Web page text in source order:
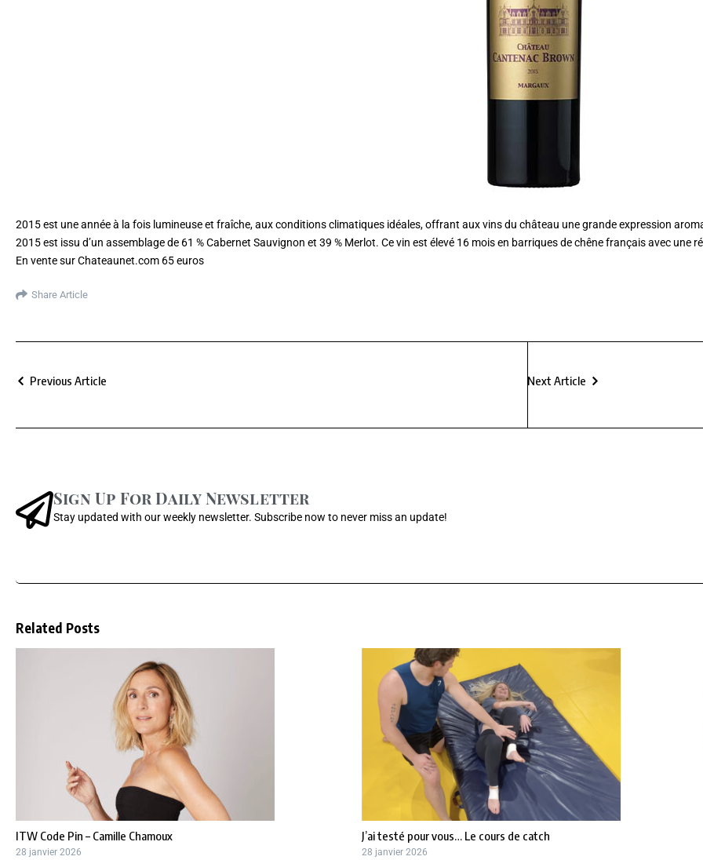
2015 est une année à la fois lumineuse et fraîche, aux conditions climatiques idéales, offrant aux vins du château une grande expression
2015 est issu d’un assemblage de 61 % Cabernet Sauvignon et 39 % Merlot. Ce vin est élevé 16 mois en barriques de chêne français avec une
En vente sur Chateaunet.com 65 euros
Share Article
Previous Article Next Article
Sign Up For Daily Newsletter
Stay updated with our weekly newsletter. Subscribe now to never miss an update!
Related Posts
ITW Code Pin – Camille Chamoux
28 janvier 2026
J’ai testé pour vous… Le cours de catch
28 janvier 2026